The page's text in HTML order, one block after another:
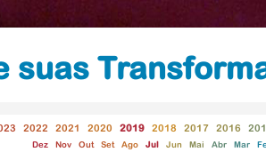
suas
2022 2021 2020 2019 2018 2017 2016
Dez Nov Out Set Ago Jul Jun Mai Abr Mar